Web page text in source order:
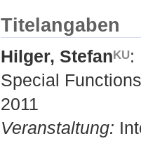
Titelangaben
Hilger, Stefan
:
Special
2011
Veranstaltung: